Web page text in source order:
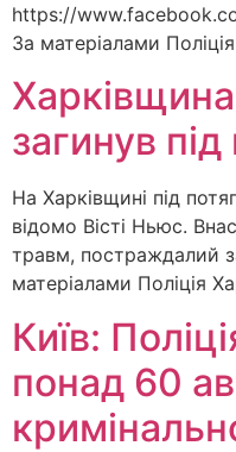
https://
За матеріалами
загинув
На Харківщині під
відомо Вісті Ньюс.
травм, постраждалий
матеріалами Поліція
Київ:
понад 60